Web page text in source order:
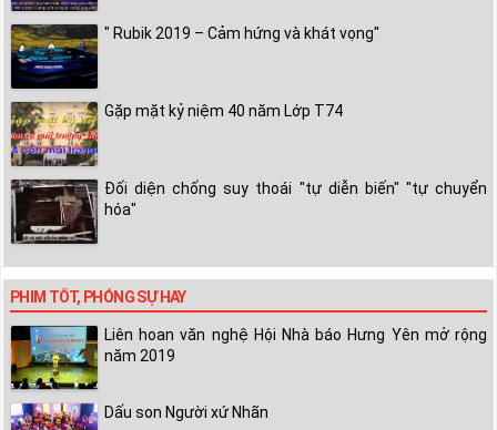
" Rubik 2019 – Cảm hứng và khát vọng"
Gặp mặt kỷ niệm 40 năm Lớp T74
Đối diện chống suy thoái "tự diễn biến" "tự chuyển
hóa"
PHIM TỐT, PHÓNG SỰ HAY
Liên hoan văn nghệ Hội Nhà báo Hưng Yên mở rộng
năm 2019
Dấu son Người xứ Nhãn